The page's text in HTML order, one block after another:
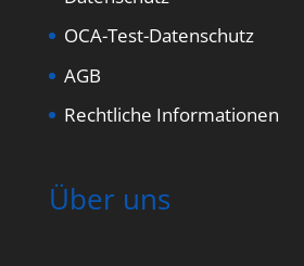
OCA-Test-Datenschutz
AGB
Rechtliche Informationen
Über uns